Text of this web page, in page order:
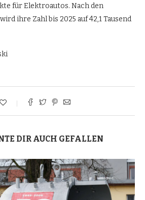
für Elektroautos. Nach den
ihre Zahl bis 2025 auf 42,1 Tausend
DIR AUCH GEFALLEN